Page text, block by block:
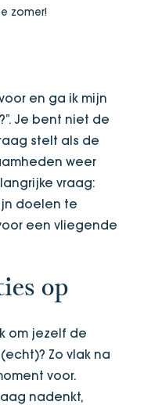
zomer!
en ga ik mijn
Je bent niet de
stelt als de
weer
vraag:
doelen te
een vliegende
op
om jezelf de
Zo vlak na
voor.
nadenkt,